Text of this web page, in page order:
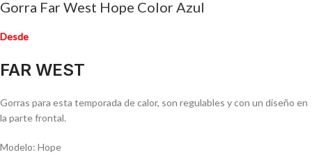
Gorra Far West Hope Color Azul
Desde
FAR WEST
Gorras para esta temporada de calor, son regulables y con un diseño en
la parte frontal.
Modelo: Hope